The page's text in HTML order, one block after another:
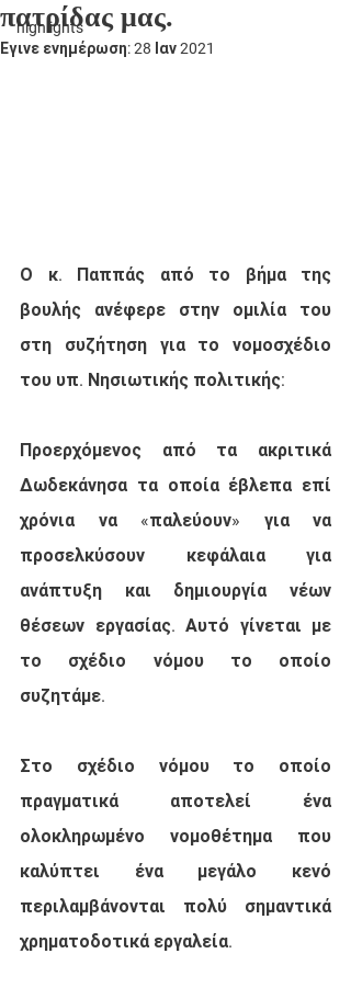
highlights
πατρίδας μας.
Έγινε ενημέρωση:28 Ιαν 2021
Ο κ. Παππάς από το βήμα της
βουλής ανέφερε στην ομιλία του
στη συζήτηση για το νομοσχέδιο
του υπ. Νησιωτικής πολιτικής:
Προερχόμενος από τα ακριτικά
Δωδεκάνησα τα οποία έβλεπα επί
χρόνια να «παλεύουν» για να
προσελκύσουν κεφάλαια για
ανάπτυξη και δημιουργία νέων
θέσεων εργασίας. Αυτό γίνεται με
το σχέδιο νόμου το οποίο
συζητάμε.
Στο σχέδιο νόμου το οποίο
πραγματικά αποτελεί ένα
ολοκληρωμένο νομοθέτημα που
καλύπτει ένα μεγάλο κενό
περιλαμβάνονται πολύ σημαντικά
χρηματοδοτικά εργαλεία.